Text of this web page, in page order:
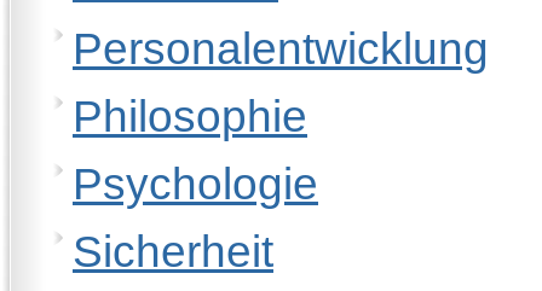
Personalentwicklung
Philosophie
Psychologie
Sicherheit